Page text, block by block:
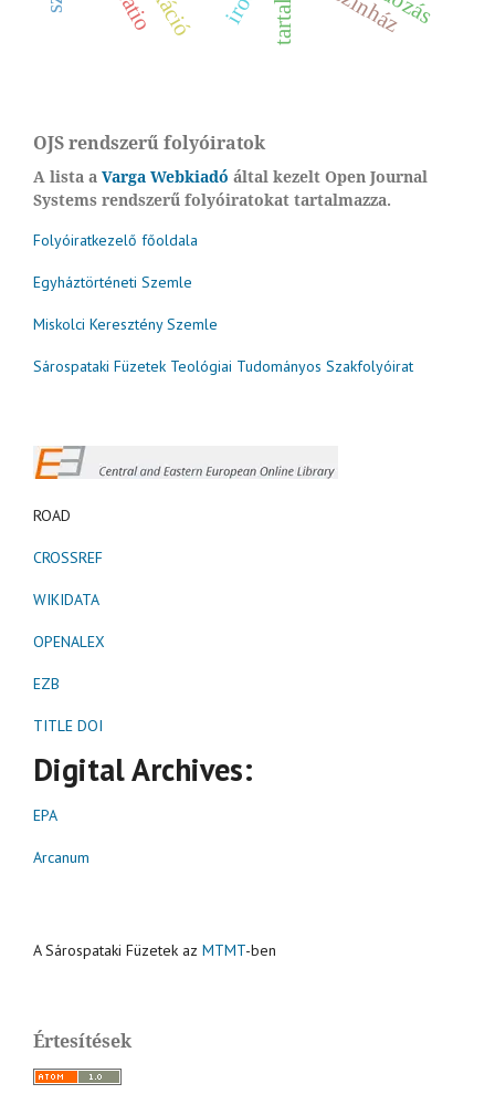
OJS rendszerű folyóiratok
A lista a Varga Webkiadó által kezelt Open Journal
Systems rendszerű folyóiratokat tartalmazza.
Folyóiratkezelő főoldala
Egyháztörténeti Szemle
Miskolci Keresztény Szemle
Sárospataki Füzetek Teológiai Tudományos Szakfolyóirat
ROAD
CROSSREF
WIKIDATA
OPENALEX
EZB
TITLE DOI
Digital Archives:
EPA
Arcanum
A Sárospataki Füzetek az MTMT-ben
Értesítések